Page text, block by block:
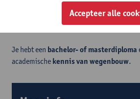
Voor wie?
Je hebt een bachelor- of masterdiploma
academische kennis van wegenbouw.
Accepteer alle